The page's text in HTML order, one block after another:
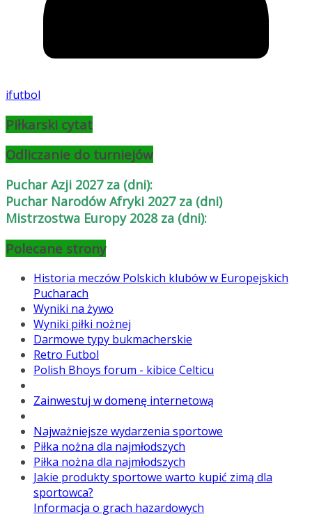
ifutbol
Piłkarski cytat
Odliczanie do turniejów
Puchar Azji 2027 za (dni):
Puchar Narodów Afryki 2027 za (dni)
Mistrzostwa Europy 2028 za (dni):
Polecane strony
Historia meczów Polskich klubów w Europejskich
Pucharach
Wyniki na żywo
Wyniki piłki nożnej
Darmowe typy bukmacherskie
Retro Futbol
Polish Bhoys forum - kibice Celticu
Zainwestuj w domenę internetową
Najważniejsze wydarzenia sportowe
Piłka nożna dla najmłodszych
Piłka nożna dla najmłodszych
Jakie produkty sportowe warto kupić zimą dla
sportowca?
Informacja o grach hazardowych